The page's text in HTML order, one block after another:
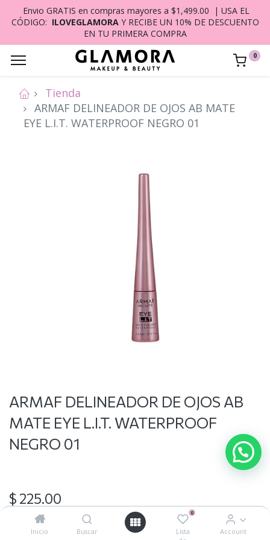
Inicio Buscar
0
Lista
Account
Envio GRATIS en compras mayores a $1,499.00 | USA EL
CÓDIGO: ILOVEGLAMORA Y RECIBE UN 10% DE DESCUENTO
EN TU PRIMERA COMPRA
0
Tienda
ARMAF DELINEADOR DE OJOS AB MATE
EYE L.I.T. WATERPROOF NEGRO 01
ARMAF DELINEADOR DE OJOS AB
MATE EYE L.I.T. WATERPROOF
NEGRO 01
$ 225.00